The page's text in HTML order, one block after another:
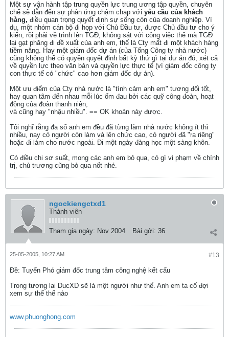
Một sự vận hành tập trung quyền lực trung ương tập quyền, chuyên
chế sẽ dẫn đến sự phản ứng chậm chạp với yêu cầu của khách
hàng, điều quan trọng quyết định sự sống còn của doanh nghiệp. Ví
dụ, một nhóm cán bộ đi họp với Chủ Đầu tư, được Chủ đầu tư cho ý
kiến, rồi phải về trình lên TGĐ, không sát với công việc thế mà TGĐ
lại gạt phăng đi đề xuất của anh em, thế là Cty mất đi một khách hàng
tiềm năng. Hay một giám đốc dự án (của Tổng Công ty nhà nước)
cũng không thể có quyền quyết định bất kỳ thứ gì tại dự án đó, xét cả
về quyền lực theo văn bản và quyền lực thực tế (vì giám đốc công ty
con thực tế có "chức" cao hơn giám đốc dự án).
Một ưu điểm của Cty nhà nước là "tình cảm anh em" tương đối tốt,
hay quan tâm đến nhau mỗi lúc ốm đau bởi các quỹ công đoàn, hoạt
động của đoàn thanh niên,
và cũng hay "nhậu nhiều". == OK khoản này được.
Tôi nghĩ rằng đa số anh em đều đã từng làm nhà nước không ít thì
nhiều, nay có người còn làm và lên chức cao, có người đã "ra riêng"
hoặc đi làm cho nước ngoài. Đi một ngày đàng học một sàng khôn.
Có điều chi sơ suất, mong các anh em bỏ qua, có gì vi phạm về chính
trị, chủ trương cũng bỏ qua nốt nhé.
ngockiengctxd1
Thành viên
Tham gia ngày: Nov 2004 Bài gởi: 36
#13
25-05-2005, 10:27 AM
Ðề: Tuyển Phó giám đốc trung tâm công nghệ kết cấu
Trong tương lai DucXD sẽ là một người như thế. Anh em ta cố đợi
xem sự thể thế nào
www.phuonghong.com